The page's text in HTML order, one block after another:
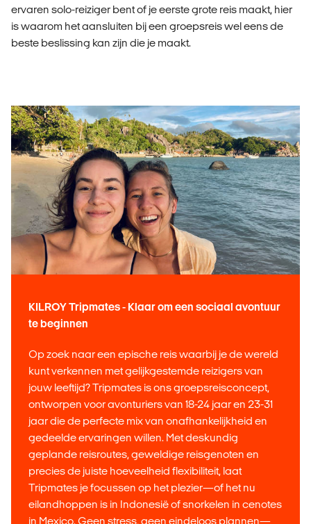
ervaren solo-reiziger bent of je eerste grote reis maakt, hier
is waarom het aansluiten bij een groepsreis wel eens de
beste beslissing kan zijn die je maakt.
KILROY Tripmates - Klaar om een sociaal avontuur
te beginnen
Op zoek naar een epische reis waarbij je de wereld
kunt verkennen met gelijkgestemde reizigers van
jouw leeftijd? Tripmates is ons groepsreisconcept,
ontworpen voor avonturiers van 18-24 jaar en 23-31
jaar die de perfecte mix van onafhankelijkheid en
gedeelde ervaringen willen. Met deskundig
geplande reisroutes, geweldige reisgenoten en
precies de juiste hoeveelheid flexibiliteit, laat
Tripmates je focussen op het plezier—of het nu
eilandhoppen is in Indonesië of snorkelen in cenotes
in Mexico. Geen stress, geen eindeloos plannen—